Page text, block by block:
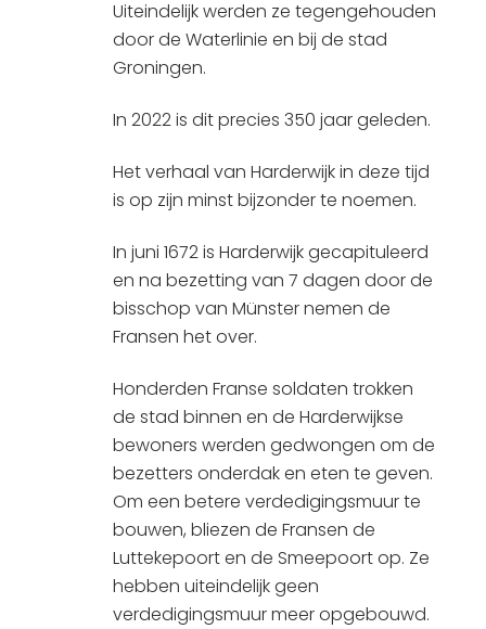
Uiteindelijk werden ze tegengehouden
door de Waterlinie en bij de stad
Groningen.
In 2022 is dit precies 350 jaar geleden.
Het verhaal van Harderwijk in deze tijd
is op zijn minst bijzonder te noemen.
In juni 1672 is Harderwijk gecapituleerd
en na bezetting van 7 dagen door de
bisschop van Münster nemen de
Fransen het over.
Honderden Franse soldaten trokken
de stad binnen en de Harderwijkse
bewoners werden gedwongen om de
bezetters onderdak en eten te geven.
Om een betere verdedigingsmuur te
bouwen, bliezen de Fransen de
Luttekepoort en de Smeepoort op. Ze
hebben uiteindelijk geen
verdedigingsmuur meer opgebouwd.